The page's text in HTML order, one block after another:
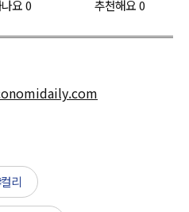
요0 추천해요 0
리